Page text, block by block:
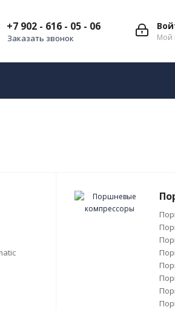
Мой
+7 902 - 616 - 05 - 06
Заказать звонок